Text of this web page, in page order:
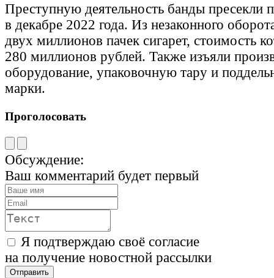
Преступную деятельность банды пресекли
в декабре 2022 года. Из незаконного
двух миллионов пачек сигарет, стоимость
280 миллионов рублей. Также изъяли
оборудование, упаковочную тару и
марки.
Проголосовать
Обсуждение:
Ваш комментарий будет первый
Я подтверждаю своё согласие
на получение новостной рассылки